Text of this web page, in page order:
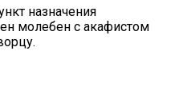
назначения
молебен с акафистом